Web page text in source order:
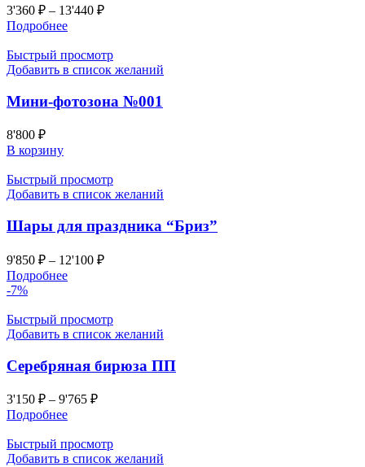
3'360 ₽ – 13'440 ₽
Подробнее
Быстрый просмотр
Добавить в список желаний
Мини-фотозона №001
8'800 ₽
В корзину
Быстрый просмотр
Добавить в список желаний
Шары для праздника “Бриз”
9'850 ₽ – 12'100 ₽
Подробнее
-7%
Быстрый просмотр
Добавить в список желаний
Серебряная бирюза ПП
3'150 ₽ – 9'765 ₽
Подробнее
Быстрый просмотр
Добавить в список желаний